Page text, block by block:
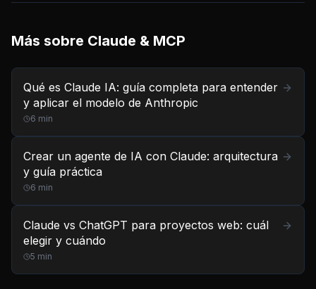
Más sobre Claude & MCP
Qué es Claude IA: guía completa para entender
y aplicar el modelo de Anthropic
6 min
Crear un agente de IA con Claude: arquitectura
y guía práctica
6 min
Claude vs ChatGPT para proyectos web: cuál
elegir y cuándo
5 min